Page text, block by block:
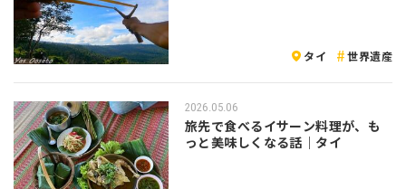
タイ 世界遺産
2026.05.06
旅先で食べるイサーン料理が、も
っと美味しくなる話｜タイ